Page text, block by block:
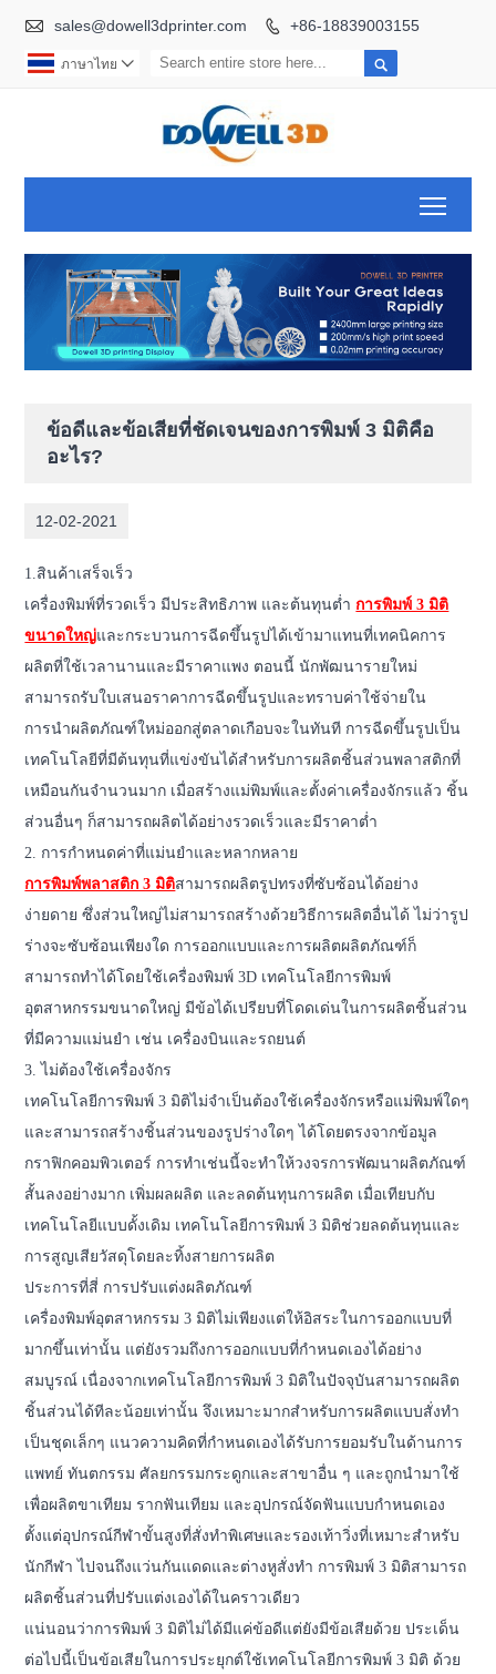
 sales@dowell3dprinter.com  +86-18839003155

ภาษาไทย 
ข้อดีและข้อเสียที่ชัดเจนของการพิมพ์ 3 มิติคือ
อะไร?
12-02-2021
1.สินค้าเสร็จเร็ว
เครื่องพิมพ์ที่รวดเร็ว มีประสิทธิภาพ และต้นทุนต่ำการพิมพ์ 3 มิติ
ขนาดใหญ่และกระบวนการฉีดขึ้นรูปได้เข้ามาแทนที่เทคนิคการ
ผลิตที่ใช้เวลานานและมีราคาแพง ตอนนี้ นักพัฒนารายใหม่
สามารถรับใบเสนอราคาการฉีดขึ้นรูปและทราบค่าใช้จ่ายใน
การนำผลิตภัณฑ์ใหม่ออกสู่ตลาดเกือบจะในทันที การฉีดขึ้นรูปเป็น
เทคโนโลยีที่มีต้นทุนที่แข่งขันได้สำหรับการผลิตชิ้นส่วนพลาสติกที่
เหมือนกันจำนวนมาก เมื่อสร้างแม่พิมพ์และตั้งค่าเครื่องจักรแล้ว ชิ้น
ส่วนอื่นๆ ก็สามารถผลิตได้อย่างรวดเร็วและมีราคาต่ำ
2. การกำหนดค่าที่แม่นยำและหลากหลาย
การพิมพ์พลาสติก 3 มิติสามารถผลิตรูปทรงที่ซับซ้อนได้อย่าง
ง่ายดาย ซึ่งส่วนใหญ่ไม่สามารถสร้างด้วยวิธีการผลิตอื่นได้ ไม่ว่ารูป
ร่างจะซับซ้อนเพียงใด การออกแบบและการผลิตผลิตภัณฑ์ก็
สามารถทำได้โดยใช้เครื่องพิมพ์ 3D เทคโนโลยีการพิมพ์
อุตสาหกรรมขนาดใหญ่ มีข้อได้เปรียบที่โดดเด่นในการผลิตชิ้นส่วน
ที่มีความแม่นยำ เช่น เครื่องบินและรถยนต์
3. ไม่ต้องใช้เครื่องจักร
เทคโนโลยีการพิมพ์ 3 มิติไม่จำเป็นต้องใช้เครื่องจักรหรือแม่พิมพ์ใดๆ
และสามารถสร้างชิ้นส่วนของรูปร่างใดๆ ได้โดยตรงจากข้อมูล
กราฟิกคอมพิวเตอร์ การทำเช่นนี้จะทำให้วงจรการพัฒนาผลิตภัณฑ์
สั้นลงอย่างมาก เพิ่มผลผลิต และลดต้นทุนการผลิต เมื่อเทียบกับ
เทคโนโลยีแบบดั้งเดิม เทคโนโลยีการพิมพ์ 3 มิติช่วยลดต้นทุนและ
การสูญเสียวัสดุโดยละทิ้งสายการผลิต
ประการที่สี่ การปรับแต่งผลิตภัณฑ์
เครื่องพิมพ์อุตสาหกรรม 3 มิติไม่เพียงแต่ให้อิสระในการออกแบบที่
มากขึ้นเท่านั้น แต่ยังรวมถึงการออกแบบที่กำหนดเองได้อย่าง
สมบูรณ์ เนื่องจากเทคโนโลยีการพิมพ์ 3 มิติในปัจจุบันสามารถผลิต
ชิ้นส่วนได้ทีละน้อยเท่านั้น จึงเหมาะมากสำหรับการผลิตแบบสั่งทำ
เป็นชุดเล็กๆ แนวความคิดที่กำหนดเองได้รับการยอมรับในด้านการ
แพทย์ ทันตกรรม ศัลยกรรมกระดูกและสาขาอื่น ๆ และถูกนำมาใช้
เพื่อผลิตขาเทียม รากฟันเทียม และอุปกรณ์จัดฟันแบบกำหนดเอง
ตั้งแต่อุปกรณ์กีฬาขั้นสูงที่สั่งทำพิเศษและรองเท้าวิ่งที่เหมาะสำหรับ
นักกีฬา ไปจนถึงแว่นกันแดดและต่างหูสั่งทำ การพิมพ์ 3 มิติสามารถ
ผลิตชิ้นส่วนที่ปรับแต่งเองได้ในคราวเดียว
แน่นอนว่าการพิมพ์ 3 มิติไม่ได้มีแค่ข้อดีแต่ยังมีข้อเสียด้วย ประเด็น
ต่อไปนี้เป็นข้อเสียในการประยุกต์ใช้เทคโนโลยีการพิมพ์ 3 มิติ ด้วย